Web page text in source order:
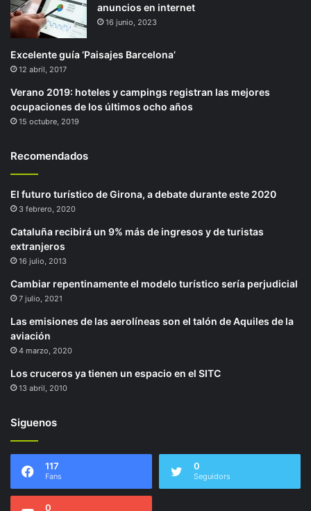
anuncios en internet
16 junio, 2023
Excelente guía ‘Paisajes Barcelona’
12 abril, 2017
Verano 2019: hoteles y campings registran las mejores
ocupaciones de los últimos ocho años
15 octubre, 2019
Recomendados
El futuro turístico de Girona, a debate durante este 2020
3 febrero, 2020
Cataluña recibirá un 9% más de ingresos y de turistas
extranjeros
16 julio, 2013
Cambiar repentinamente el modelo turístico sería perjudicial
7 julio, 2021
Las emisiones de las aerolíneas son el talón de Aquiles de la
aviación
4 marzo, 2020
Los cruceros ya tienen un espacio en el SITC
13 abril, 2010
Siguenos
117
Fans
0
Seguidors
0